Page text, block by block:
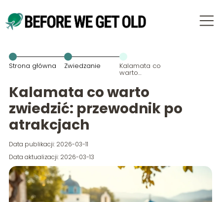
Strona główna Zwiedzanie Kalamata co
warto
przewodnik
po atrakcjach
Kalamata co warto
zwiedzić: przewodnik po
atrakcjach
Data publikacji: 2026-03-11
Data aktualizacji: 2026-03-13